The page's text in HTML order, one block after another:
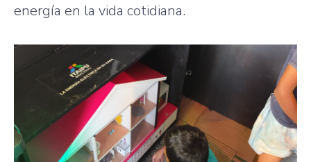
energía en la vida cotidiana.